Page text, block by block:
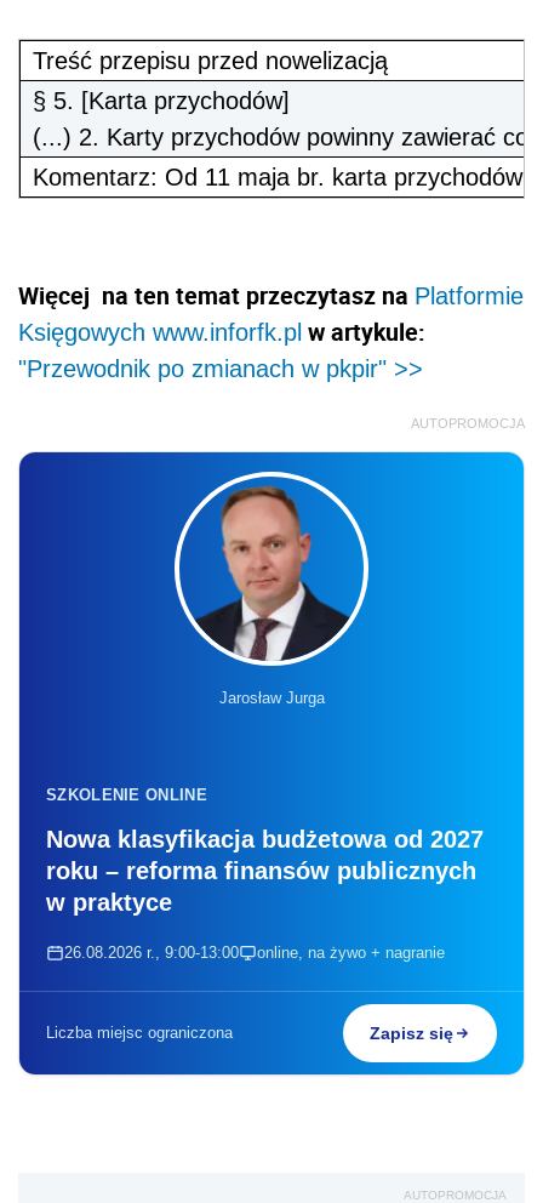
Treść przepisu przed nowelizacją
§ 5. [Karta przychodów]
(...) 2. Karty przychodów powinny zawierać co
Komentarz: Od 11 maja br. karta przychodów
Więcej na ten temat przeczytasz na Platformie
Księgowych www.inforfk.pl w artykule:
"Przewodnik po zmianach w pkpir" >>
AUTOPROMOCJA
Jarosław Jurga
SZKOLENIE ONLINE
Nowa klasyfikacja budżetowa od 2027
roku – reforma finansów publicznych
w praktyce
26.08.2026 r., 9:00-13:00 online, na żywo + nagranie
Liczba miejsc ograniczona Zapisz się
AUTOPROMOCJA